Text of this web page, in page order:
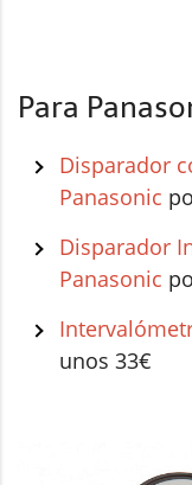
Para
Disparador
Panasonic
Disparador
Panasonic
unos 33€